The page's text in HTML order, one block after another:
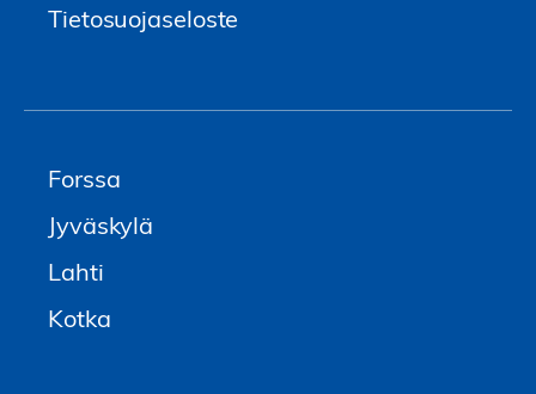
Tietosuojaseloste
Forssa
Jyväskylä
Lahti
Kotka